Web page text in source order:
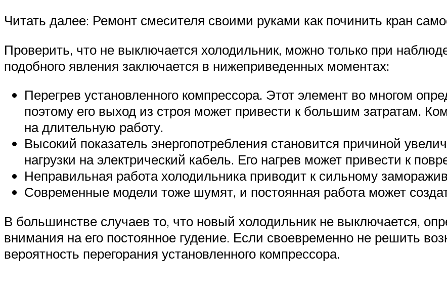
Читать далее: Ремонт смесителя своими руками как починить кран
Проверить, что не выключается холодильник, можно только при
подобного явления заключается в нижеприведенных моментах:
Перегрев установленного компрессора. Этот элемент во многом
поэтому его выход из строя может привести к большим затратам.
на длительную работу.
Высокий показатель энергопотребления становится причиной
нагрузки на электрический кабель. Его нагрев может привести к
Неправильная работа холодильника приводит к сильному
Современные модели тоже шумят, и постоянная работа может
В большинстве случаев то, что новый холодильник не выключается,
внимания на его постоянное гудение. Если своевременно не решить
вероятность перегорания установленного компрессора.